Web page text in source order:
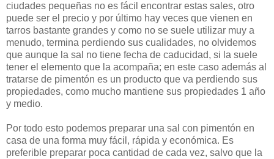
ciudades pequeñas no es fácil encontrar estas sales, otro
puede ser el precio y por último hay veces que vienen en
tarros bastante grandes y como no se suele utilizar muy a
menudo, termina perdiendo sus cualidades, no olvidemos
que aunque la sal no tiene fecha de caducidad, si la suele
tener el elemento que la acompaña; en este caso además al
tratarse de pimentón es un producto que va perdiendo sus
propiedades, como mucho mantiene sus propiedades 1 año
y medio.
Por todo esto podemos preparar una sal con pimentón en
casa de una forma muy fácil, rápida y económica. Es
preferible preparar poca cantidad de cada vez, salvo que la